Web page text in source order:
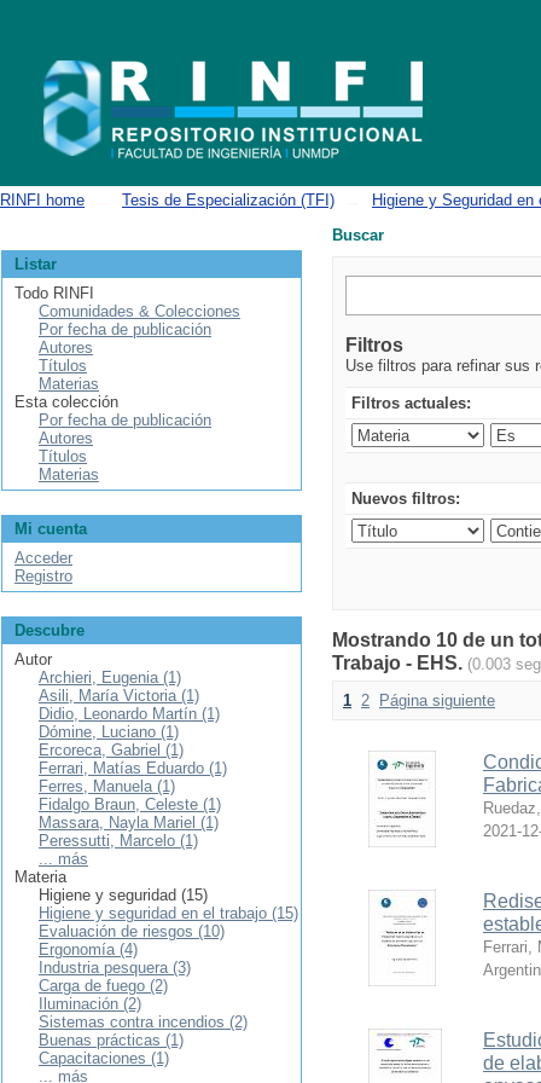
RINFI home Tesis de Especialización (TFI)
Higiene y Seguridad en
Buscar
Filtros
Use filtros para refinar sus
Filtros actuales:
Nuevos filtros:
Mostrando 10 de un
Trabajo - EHS. (0.003
1 2 Página siguiente
2021-
Ferrari,
de
Listar
Todo RINFI
Comunidades & Colecciones
Por fecha de publicación
Autores
Títulos
Materias
Esta colección
Por fecha de publicación
Autores
Títulos
Materias
Mi cuenta
Acceder
Registro
Descubre
Autor
Archieri, Eugenia (1)
Asili, María Victoria (1)
Didio, Leonardo Martín (1)
Dómine, Luciano (1)
Ercoreca, Gabriel (1)
Ferrari, Matías Eduardo (1)
Ferres, Manuela (1)
Fidalgo Braun, Celeste (1)
Massara, Nayla Mariel (1)
Peressutti, Marcelo (1)
... más
Materia
Higiene y seguridad (15)
Higiene y seguridad en el trabajo (15)
Evaluación de riesgos (10)
Ergonomía (4)
Industria pesquera (3)
Carga de fuego (2)
Iluminación (2)
Sistemas contra incendios (2)
Buenas prácticas (1)
Capacitaciones (1)
... más